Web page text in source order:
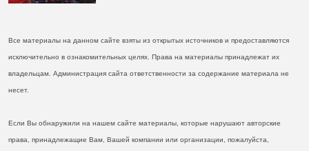
Все материалы на данном сайте взяты из открытых источников и предоставляются
исключительно в ознакомительных целях. Права на материалы принадлежат их
владельцам. Администрация сайта ответственности за содержание материала не
несет.
Если Вы обнаружили на нашем сайте материалы, которые нарушают авторские
права, принадлежащие Вам, Вашей компании или организации, пожалуйста,